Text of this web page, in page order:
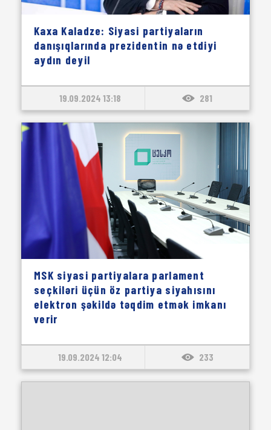
Kaxa Kaladze: Siyasi partiyaların
danışıqlarında prezidentin nə etdiyi
aydın deyil
19.09.2024 13:18 281
MSK siyasi partiyalara parlament
seçkiləri üçün öz partiya siyahısını
elektron şəkildə təqdim etmək imkanı
verir
19.09.2024 12:04 233